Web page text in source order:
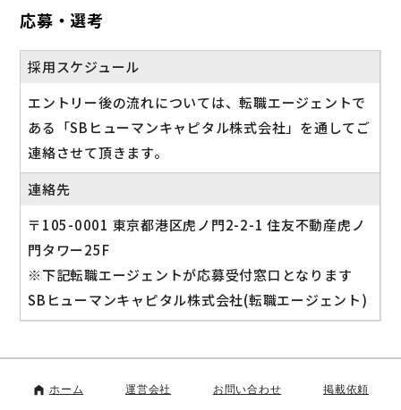
応募・選考
採用スケジュール
エントリー後の流れについては、転職エージェントで
ある「SBヒューマンキャピタル株式会社」を通してご
連絡させて頂きます。
連絡先
〒105-0001 東京都港区虎ノ門2-2-1 住友不動産虎ノ
門タワー25F
※下記転職エージェントが応募受付窓口となります
SBヒューマンキャピタル株式会社(転職エージェント)
ホーム 運営会社 お問い合わせ 掲載依頼